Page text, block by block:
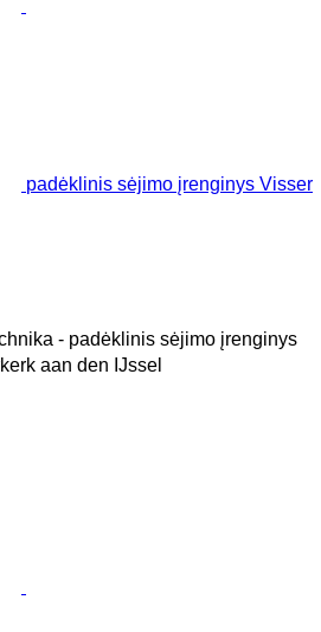
padėklinis sėjimo įrenginys Visser
- padėklinis sėjimo įrenginys
aan den IJssel